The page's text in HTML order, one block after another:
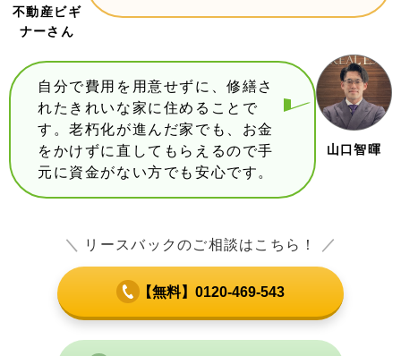
不動産ビギ
ナーさん
山口智暉
自分で費用を用意せずに、修繕さ
れたきれいな家に住めることで
す。老朽化が進んだ家でも、お金
をかけずに直してもらえるので手
元に資金がない方でも安心です。
＼ リースバックのご相談はこちら！ ／
【無料】0120-469-543